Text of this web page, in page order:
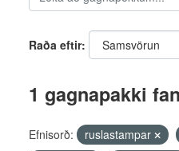
Raða eftir
1 gagnapakki
Efnisorð: ruslastampar